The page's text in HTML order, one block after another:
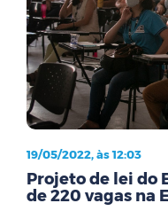
19/05/2022, às 12:03
Projeto de lei do
de 220 vagas na